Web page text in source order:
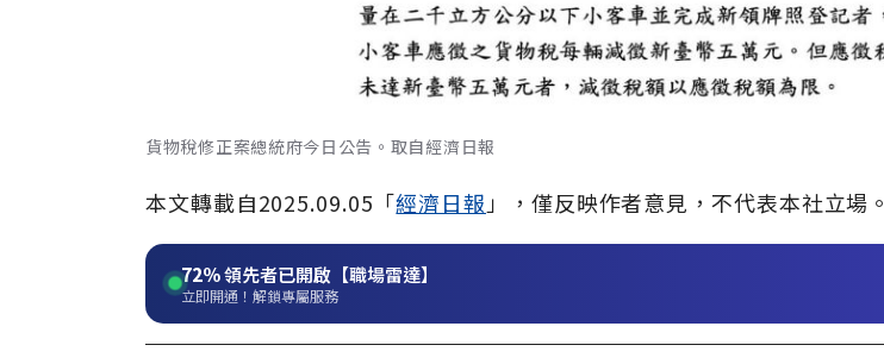
貨物稅修正案總統府今日公告。取自經濟日報
本文轉載自2025.09.05「經濟日報 」，僅反映作者意見，不代表本社立場。
72%領先者已開啟【職場雷達】
立即開通！解鎖專屬服務